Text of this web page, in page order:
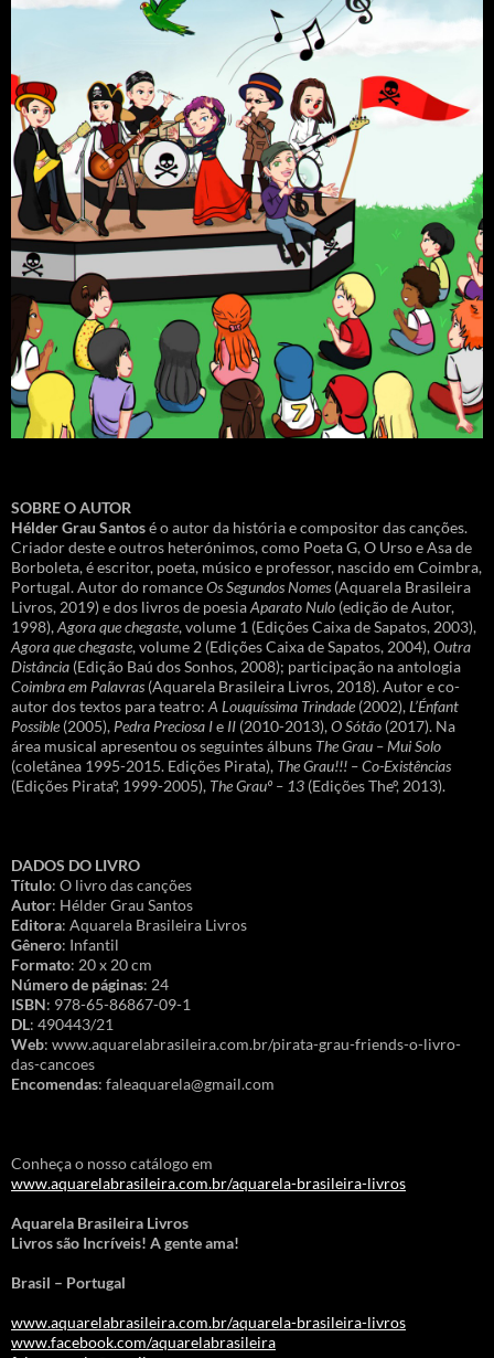
SOBRE O AUTOR
Hélder Grau Santosé o autor da história e compositor das canções.
Criador deste e outros heterónimos, como Poeta G, O Urso e Asa de
Borboleta, é escritor, poeta, músico e professor, nascido em Coimbra,
Portugal. Autor do romanceOs Segundos Nomes (Aquarela Brasileira
Livros, 2019) e dos livros de poesiaAparato Nulo (edição de Autor,
1998),Agora que chegaste, volume 1 (Edições Caixa de Sapatos, 2003),
Agora que chegaste, volume 2 (Edições Caixa de Sapatos, 2004),Outra
Distância (Edição Baú dos Sonhos, 2008); participação na antologia
Coimbra em Palavras (Aquarela Brasileira Livros, 2018). Autor e co-
autor dos textos para teatro: A Louquíssima Trindade (2002),L’Énfant
Possible (2005), Pedra Preciosa Ie II (2010-2013),O Sótão (2017). Na
área musical apresentou os seguintes álbuns The Grau – Mui Solo
(coletânea 1995-2015. Edições Pirata), The Grau!!! – Co-Existências
(Edições Pirataº, 1999-2005), The Grauº – 13 (Edições Theº, 2013).
DADOS DO LIVRO
Título: O livro das canções
Autor: Hélder Grau Santos
Editora: Aquarela Brasileira Livros
Gênero: Infantil
Formato: 20 x 20 cm
Número de páginas: 24
ISBN: 978-65-86867-09-1
DL: 490443/21
Web: www.aquarelabrasileira.com.br/pirata-grau-friends-o-livro-
das-cancoes
Encomendas: faleaquarela@gmail.com
Conheça o nosso catálogo em
www.aquarelabrasileira.com.br/aquarela-brasileira-livros
Aquarela Brasileira Livros
Livros são Incríveis! A gente ama!
Brasil – Portugal
www.aquarelabrasileira.com.br/aquarela-brasileira-livros
www.facebook.com/aquarelabrasileira